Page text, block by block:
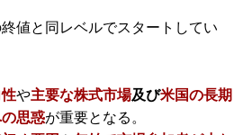
値と同レベルでスタートしてい
や主要な株式市場及び米国の長期
思惑が重要となる。